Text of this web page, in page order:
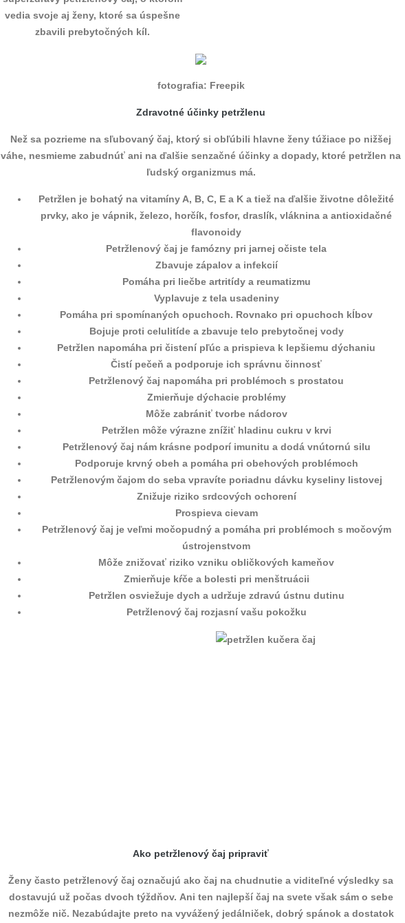
vedia svoje aj ženy, ktoré sa úspešne
zbavili prebytočných kíl.
fotografia: Freepik
Zdravotné účinky petržlenu
Než sa pozrieme na sľubovaný čaj, ktorý si obľúbili hlavne ženy túžiace po nižšej
váhe, nesmieme zabudnúť ani na ďalšie senzačné účinky a dopady, ktoré petržlen na
ľudský organizmus má.
Petržlen je bohatý na vitamíny A, B, C, E a K a tiež na ďalšie životne dôležité
prvky, ako je vápnik, železo, horčík, fosfor, draslík, vláknina a antioxidačné
flavonoidy
Petržlenový čaj je famózny pri jarnej očiste tela
Zbavuje zápalov a infekcií
Pomáha pri liečbe artritídy a reumatizmu
Vyplavuje z tela usadeniny
Pomáha pri spomínaných opuchoch. Rovnako pri opuchoch kĺbov
Bojuje proti celulitíde a zbavuje telo prebytočnej vody
Petržlen napomáha pri čistení pľúc a prispieva k lepšiemu dýchaniu
Čistí pečeň a podporuje ich správnu činnosť
Petržlenový čaj napomáha pri problémoch s prostatou
Zmierňuje dýchacie problémy
Môže zabrániť tvorbe nádorov
Petržlen môže výrazne znížiť hladinu cukru v krvi
Petržlenový čaj nám krásne podporí imunitu a dodá vnútornú silu
Podporuje krvný obeh a pomáha pri obehových problémoch
Petržlenovým čajom do seba vpravíte poriadnu dávku kyseliny listovej
Znižuje riziko srdcových ochorení
Prospieva cievam
Petržlenový čaj je veľmi močopudný a pomáha pri problémoch s močovým
ústrojenstvom
Môže znižovať riziko vzniku obličkových kameňov
Zmierňuje kŕče a bolesti pri menštruácii
Petržlen osviežuje dych a udržuje zdravú ústnu dutinu
Petržlenový čaj rozjasní vašu pokožku
Ako petržlenový čaj pripraviť
Ženy často petržlenový čaj označujú ako čaj na chudnutie a viditeľné výsledky sa
dostavujú už počas dvoch týždňov. Ani ten najlepší čaj na svete však sám o sebe
nezmôže nič. Nezabúdajte preto na vyvážený jedálniček, dobrý spánok a dostatok